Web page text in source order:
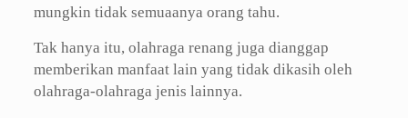
mungkin tidak semuaanya orang tahu.
Tak hanya itu, olahraga renang juga dianggap
memberikan manfaat lain yang tidak dikasih oleh
olahraga-olahraga jenis lainnya.